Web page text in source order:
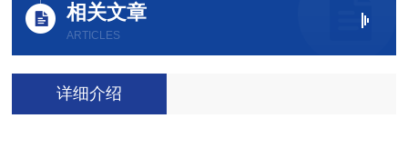
相关文章
ARTICLES
详细介绍